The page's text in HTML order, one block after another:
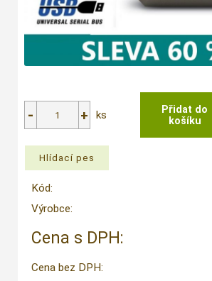
ks
Kód:
Výrobce:
Cena s DPH:
Cena bez DPH: